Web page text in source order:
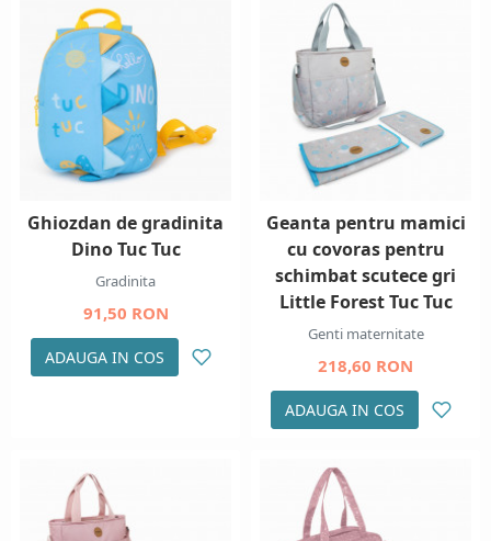
Ghiozdan de gradinita
Dino Tuc Tuc
Gradinita
91,50 RON
ADAUGA IN COS
Geanta pentru mamici
cu covoras pentru
schimbat scutece gri
Little Forest Tuc Tuc
Genti maternitate
218,60 RON
ADAUGA IN COS